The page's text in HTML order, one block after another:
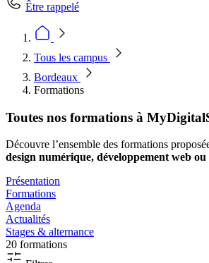
Être rappelé
Tous les campus
Bordeaux
Formations
Toutes nos formations à
Découvre l’ensemble des formations
design numérique, développement web
Présentation
Formations
Agenda
Actualités
Stages & alternance
20 formations